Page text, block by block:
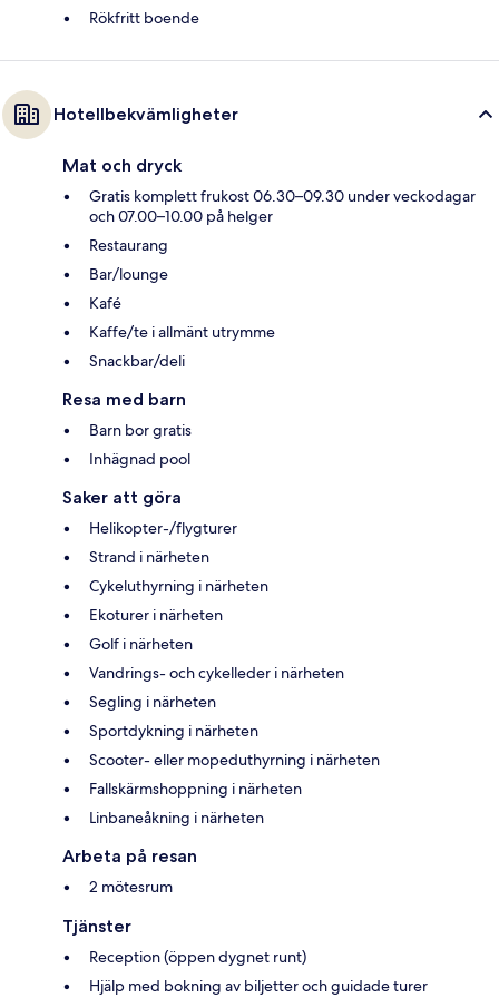
Rökfritt boende
Hotellbekvämligheter
Mat och dryck
Gratis komplett frukost 06.30–09.30 under veckodagar
och 07.00–10.00 på helger
Restaurang
Bar/lounge
Kafé
Kaffe/te i allmänt utrymme
Snackbar/deli
Resa med barn
Barn bor gratis
Inhägnad pool
Saker att göra
Helikopter-/flygturer
Strand i närheten
Cykeluthyrning i närheten
Ekoturer i närheten
Golf i närheten
Vandrings- och cykelleder i närheten
Segling i närheten
Sportdykning i närheten
Scooter- eller mopeduthyrning i närheten
Fallskärmshoppning i närheten
Linbaneåkning i närheten
Arbeta på resan
2 mötesrum
Tjänster
Reception (öppen dygnet runt)
Hjälp med bokning av biljetter och guidade turer